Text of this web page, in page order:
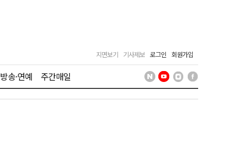
지면보기 기사제보 로그인 회원가입
방송·연예 주간매일